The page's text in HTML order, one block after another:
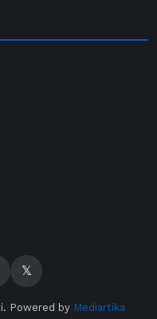
𝕏
Powered by Mediartika